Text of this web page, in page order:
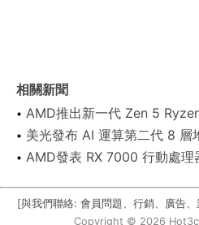
相關新聞
AMD推出新一代 Zen 5
美光發布 AI 運算第二代 8 層
AMD發表 RX 7000 行動處理
[與我們聯絡: 會員問題、行銷、廣告
Copyright © 2026